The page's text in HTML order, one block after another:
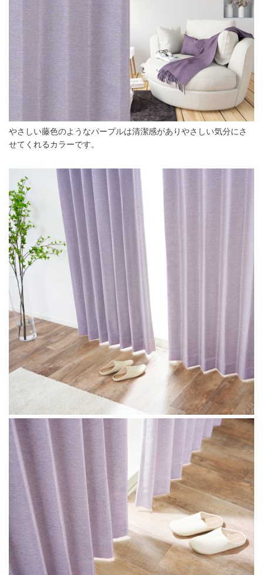
やさしい藤色のようなパープルは清潔感がありやさしい気分にさ
せてくれるカラーです。